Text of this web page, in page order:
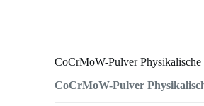
CoCrMoW-Pulver Physikalische
CoCrMoW-Pulver